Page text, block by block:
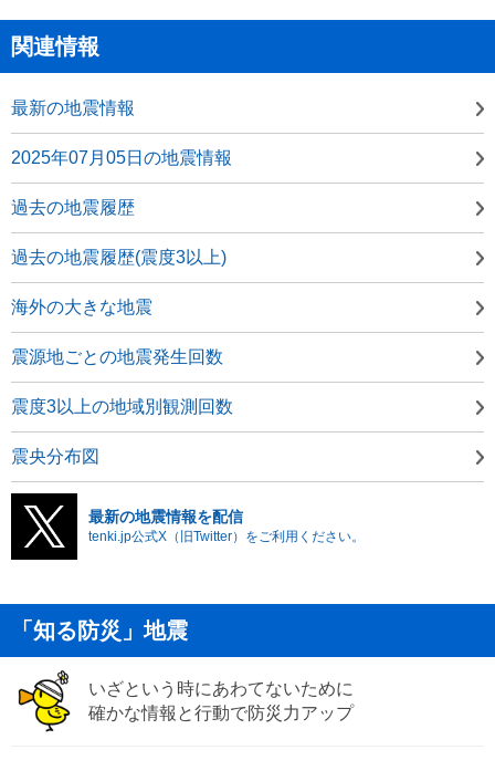
関連情報
最新の地震情報
2025年07月05日の地震情報
過去の地震履歴
過去の地震履歴(震度3以上)
海外の大きな地震
震源地ごとの地震発生回数
震度3以上の地域別観測回数
震央分布図
最新の地震情報を配信
tenki.jp公式X（旧Twitter）をご利用ください。
「知る防災」地震
いざという時にあわてないために
確かな情報と行動で防災力アップ